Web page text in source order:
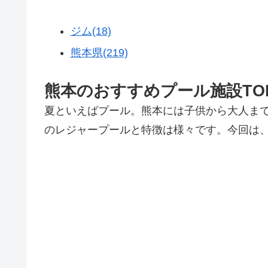
ジム(18)
熊本県(219)
熊本のおすすめプール施設
夏といえばプール。熊本には子供から大人ま
のレジャープールと特徴は様々です。今回は